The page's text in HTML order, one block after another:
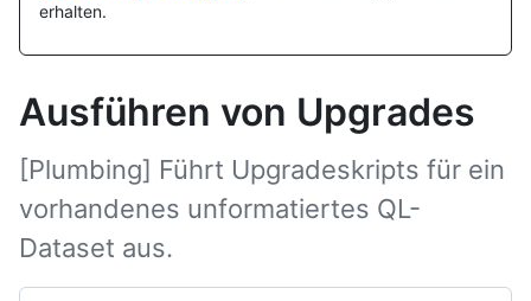
erhalten.
Ausführen von Upgrades
[Plumbing] Führt Upgradeskripts für ein
vorhandenes unformatiertes QL-
Dataset aus.